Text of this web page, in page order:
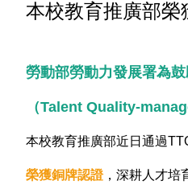
本校教育推廣部榮
勞動部勞動力發展署為
（Talent Quality-
本校教育推廣部近日通過
榮獲銅牌認證，深耕人才培